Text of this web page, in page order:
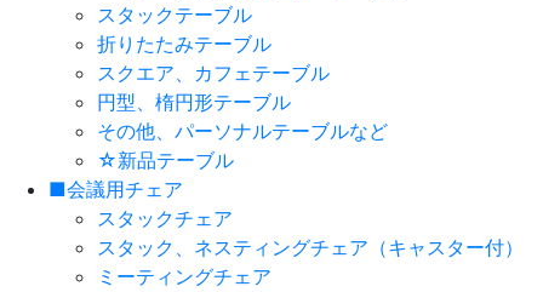
スタックテーブル
折りたたみテーブル
スクエア、カフェテーブル
円型、楕円形テーブル
その他、パーソナルテーブルなど
☆新品テーブル
■会議用チェア
スタックチェア
スタック、ネスティングチェア（キャスター付）
ミーティングチェア